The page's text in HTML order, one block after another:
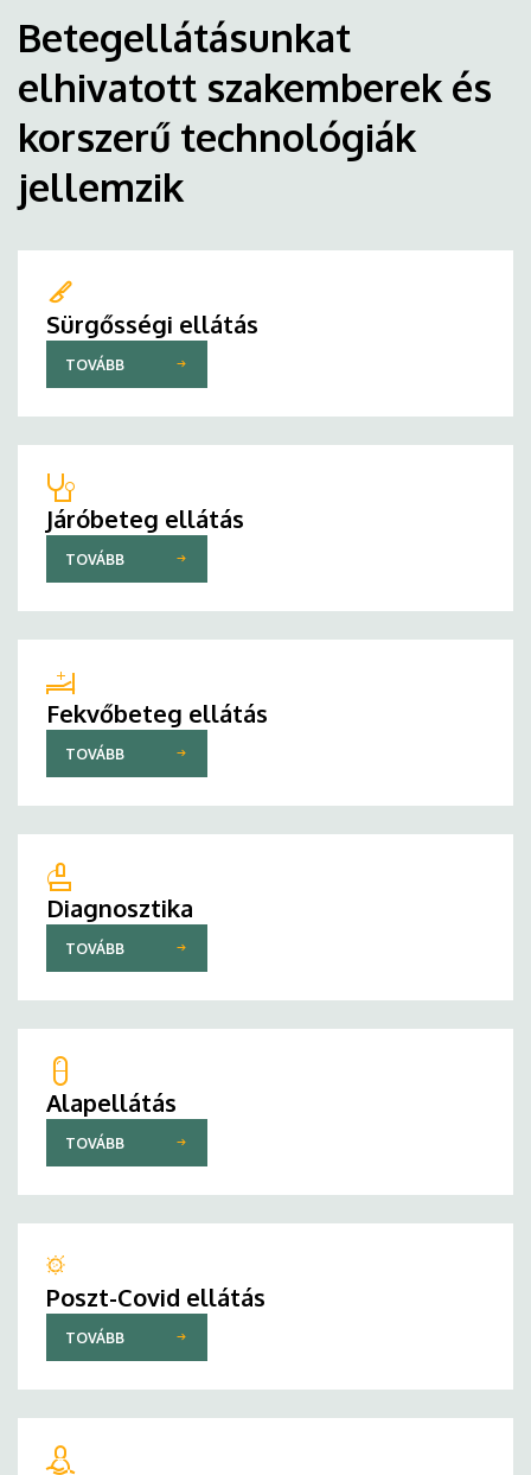
Betegellátásunkat
elhivatott szakemberek és
korszerű technológiák
jellemzik
Sürgősségi ellátás
TOVÁBB
Járóbeteg ellátás
TOVÁBB
Fekvőbeteg ellátás
TOVÁBB
Diagnosztika
TOVÁBB
Alapellátás
TOVÁBB
Poszt-Covid ellátás
TOVÁBB